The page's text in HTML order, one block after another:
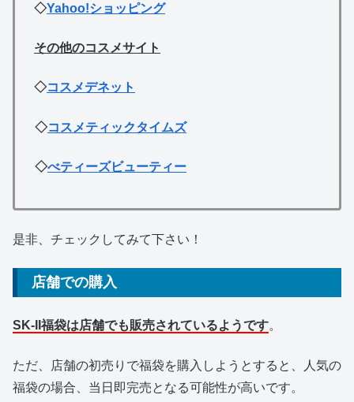
◇Yahoo!ショッピング
その他のコスメサイト
◇コスメデネット
◇コスメティックタイムズ
◇べティーズビューティー
是非、チェックしてみて下さい！
店舗での購入
SK-II福袋は店舗でも販売されているようです。
ただ、店舗の初売りで福袋を購入しようとすると、人気の
福袋の場合、当日即完売となる可能性が高いです。